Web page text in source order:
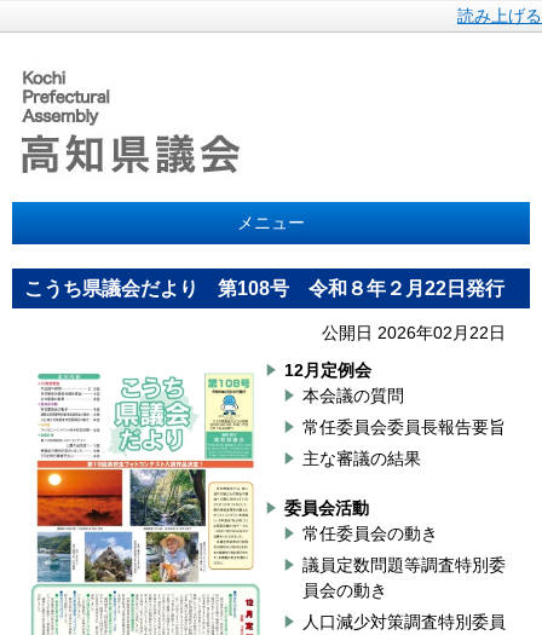
読み上げる
メニュー
こうち県議会だより 第108号 令和８年２月22日発行
公開日 2026年02月22日
12月定例会
本会議の質問
常任委員会委員長報告要旨
主な審議の結果
委員会活動
常任委員会の動き
議員定数問題等調査特別委
員会の動き
人口減少対策調査特別委員